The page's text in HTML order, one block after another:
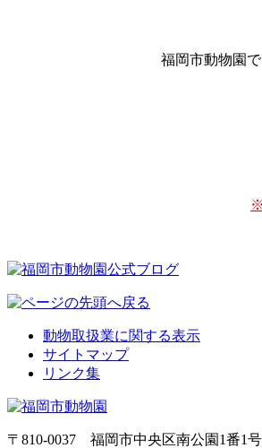
福岡市動物園
動物取扱業に関する表示
サイトマップ
リンク集
〒810-0037 福岡市中央区南公園1番1号